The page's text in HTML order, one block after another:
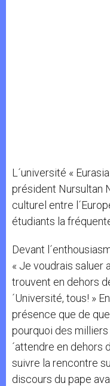
L´université «
président Nursultan
culturel entre
étudiants la
Devant
« Je voudrais saluer
trouvent en dehors
´Université, tous! »
présence que de
pourquoi des milliers
´attendre en dehors
suivre la rencontre
discours du pape